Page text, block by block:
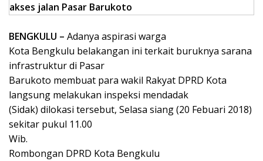
akses jalan Pasar Barukoto
BENGKULU – Adanya aspirasi warga
Kota Bengkulu belakangan ini terkait buruknya sarana
infrastruktur di Pasar
Barukoto membuat para wakil Rakyat DPRD Kota
langsung melakukan inspeksi mendadak
(Sidak) dilokasi tersebut, Selasa siang (20 Febuari 2018)
sekitar pukul 11.00
Wib.
Rombongan DPRD Kota Bengkulu